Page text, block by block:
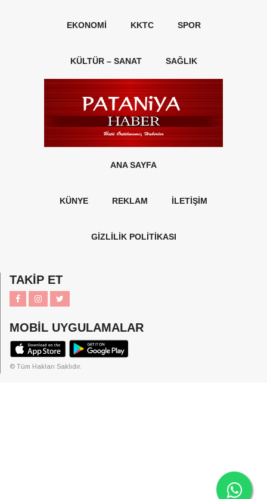
EKONOMI KKTC SPOR
KÜLTÜR – SANAT SAĞLIK
ANA SAYFA
KÜNYE REKLAM İLETİŞİM
GİZLİLİK POLİTİKASI
TAKİP ET
MOBİL UYGULAMALAR
© Tüm Hakları Saklıdır.